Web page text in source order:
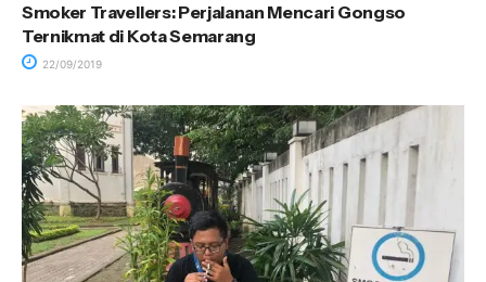
Smoker Travellers: Perjalanan Mencari Gongso
Ternikmat di Kota Semarang
22/09/2019